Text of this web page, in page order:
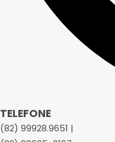
TELEFONE
(82) 99928.9651 |